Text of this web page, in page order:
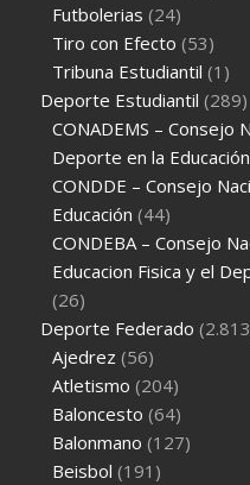
Futbolerias (24)
Tiro con Efecto (53)
Tribuna Estudiantil (1)
Deporte Estudiantil (289)
CONADEMS – Consejo
Deporte en la
CONDDE – Consejo
Educación (44)
CONDEBA – Consejo
Educacion Fisica y el
(26)
Deporte Federado
Ajedrez (56)
Atletismo (204)
Baloncesto (64)
Balonmano (127)
Beisbol (191)